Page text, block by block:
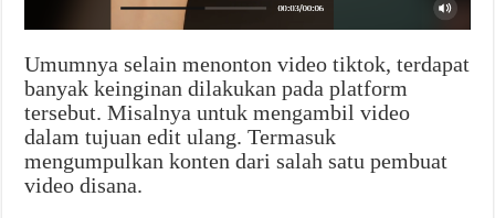
Umumnya selain menonton video tiktok, terdapat
banyak keinginan dilakukan pada platform
tersebut. Misalnya untuk mengambil video
dalam tujuan edit ulang. Termasuk
mengumpulkan konten dari salah satu pembuat
video disana.